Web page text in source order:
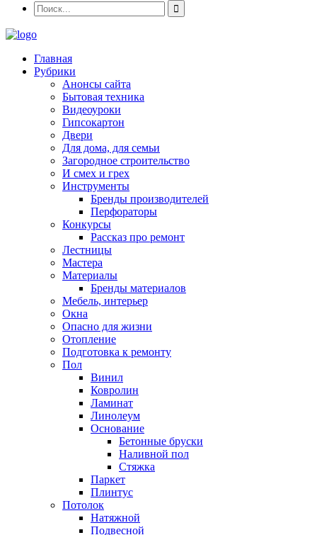
Главная
Рубрики
Анонсы сайта
Бытовая техника
Видеоуроки
Гипсокартон
Двери
Для дома, для семьи
Загородное строительство
И смех и грех
Инструменты
Бренды производителей
Перфораторы
Конкурсы
Рассказ про ремонт
Лестницы
Мастера
Материалы
Бренды материалов
Мебель, интерьер
Окна
Опасно для жизни
Отопление
Подготовка к ремонту
Пол
Винил
Ковролин
Ламинат
Линолеум
Основание
Бетонные бруски
Наливной пол
Стяжка
Паркет
Плинтус
Потолок
Натяжной
Подвесной